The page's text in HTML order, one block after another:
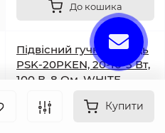
Купити
До кошика
Підвісний гучномовець
PSK-20PKEN, 20-10-5 Вт,
100 В, 8 Ом, WHITE
В наявності